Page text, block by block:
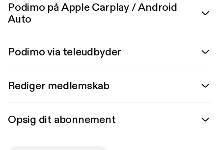
Podimo på Apple Carplay / Android
Auto
Podimo via teleudbyder
Rediger medlemskab
Opsig dit abonnement